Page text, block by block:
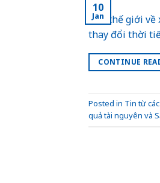
10
Jan
đầu thế giới
thay đổi thời
CONTINUE
Posted in Tin từ
quả tài nguyên và